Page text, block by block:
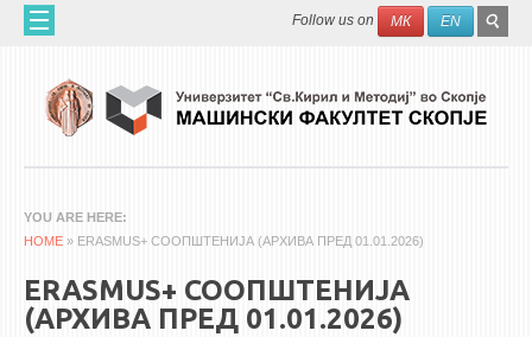
Skip to main content Search
Follow us on МК EN
ЗА НАС
60 ГОДИНИ МФ
ОРГАНИЗАЦИЈА
НАУЧНА ДЕЈНОСТ
МАШИНСКО ИНЖЕНЕРСТВО - НАУЧНО СПИСАНИЕ
YOU ARE HERE
HOME » ERASMUS+ СООПШТЕНИЈА (АРХИВА ПРЕД 01.01.2026)
ERASMUS+ СООПШТЕНИЈА
(АРХИВА ПРЕД 01.01.2026)